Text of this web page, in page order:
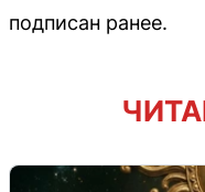
подписан ранее.